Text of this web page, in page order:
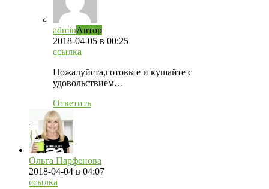
adminАвтор
2018-04-05 в 00:25
ссылка
Пожалуйста,готовьте и кушайте с
удовольствием…
Ответить
Ольга Парфенова
2018-04-04 в 04:07
ссылка